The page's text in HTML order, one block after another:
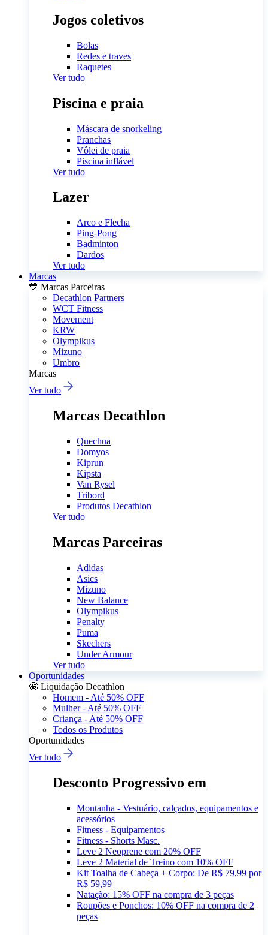
Jogos coletivos
Bolas
Redes e traves
Raquetes
Ver tudo
Piscina e praia
Máscara de snorkeling
Pranchas
Vôlei de praia
Piscina inflável
Ver tudo
Lazer
Arco e Flecha
Ping-Pong
Badminton
Dardos
Ver tudo
Marcas
💙 Marcas Parceiras
Decathlon Partners
WCT Fitness
Movement
KRW
Olympikus
Mizuno
Umbro
Marcas
Ver tudo
Marcas Decathlon
Quechua
Domyos
Kiprun
Kipsta
Van Rysel
Tribord
Produtos Decathlon
Ver tudo
Marcas Parceiras
Adidas
Asics
Mizuno
New Balance
Olympikus
Penalty
Puma
Skechers
Under Armour
Ver tudo
Oportunidades
🤩 Liquidação Decathlon
Homem - Até 50% OFF
Mulher - Até 50% OFF
Criança - Até 50% OFF
Todos os Produtos
Oportunidades
Ver tudo
Desconto Progressivo em
Montanha - Vestuário, calçados, equipamentos e
acessórios
Fitness - Equipamentos
Fitness - Shorts Masc.
Leve 2 Neoprene com 20% OFF
Leve 2 Material de Treino com 10% OFF
Kit Toalha de Cabeça + Corpo: De R$ 79,99 por
R$ 59,99
Natação: 15% OFF na compra de 3 peças
Roupões e Ponchos: 10% OFF na compra de 2
peças